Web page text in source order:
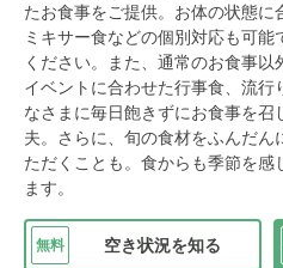
たお食事をご提供。お体の状態に
ミキサー食などの個別対応も可
ください。また、通常のお食事
イベントに合わせた行事食、流
なさまに毎日飽きずにお食事を
夫。さらに、旬の食材をふんだ
ただくことも。食からも季節を
ます。
無料 空き状況を知る